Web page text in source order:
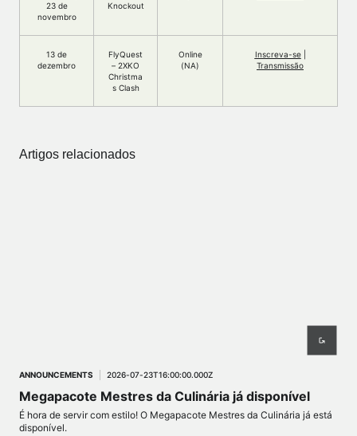
23 de
novembro
Knockout
13 de
dezembro
FlyQuest
– 2XKO
Christma
s Clash
Online
(NA)
Inscreva-se|
Transmissão
Artigos relacionados
ANNOUNCEMENTS 2026-07-23T16:00:00.000Z
Megapacote Mestres da Culinária já disponível
É hora de servir com estilo! O Megapacote Mestres da Culinária já está
disponível.